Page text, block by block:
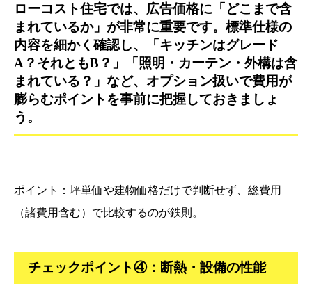
ローコスト住宅では、広告価格に「どこまで含
まれているか」が非常に重要です。標準仕様の
内容を細かく確認し、「キッチンはグレード
A？それともB？」「照明・カーテン・外構は含
まれている？」など、オプション扱いで費用が
膨らむポイントを事前に把握しておきましょ
う。
ポイント：坪単価や建物価格だけで判断せず、総費用
（諸費用含む）で比較するのが鉄則。
チェックポイント④：断熱・設備の性能